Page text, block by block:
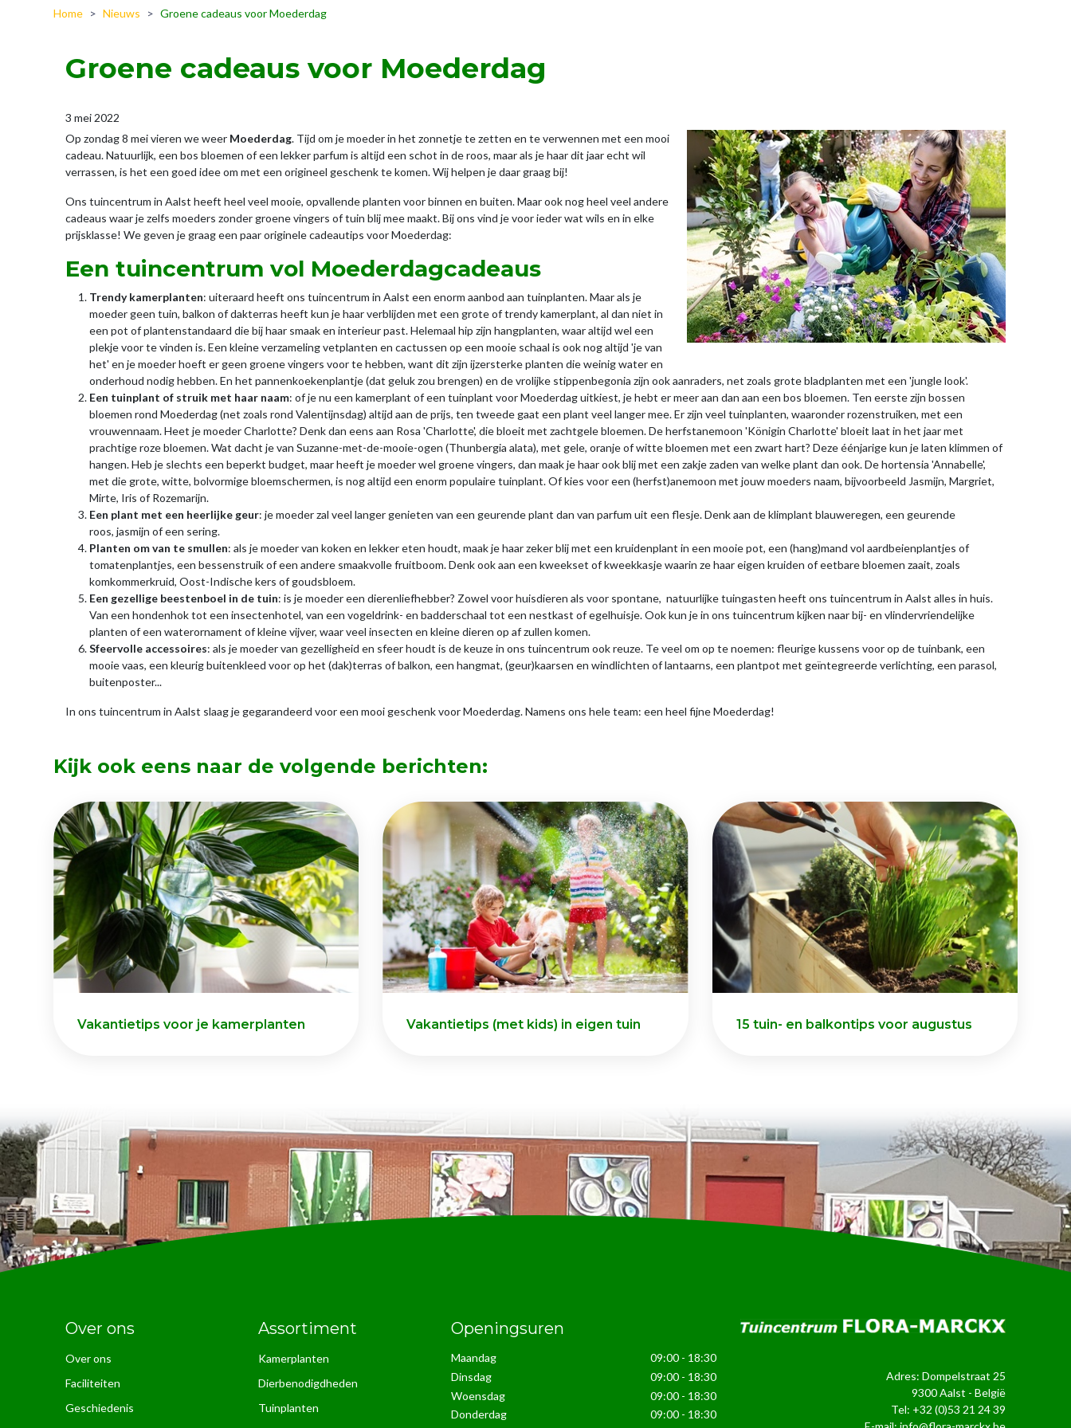
Home > Nieuws > Groene cadeaus voor Moederdag
Groene cadeaus voor Moederdag
3 mei 2022
Op zondag 8 mei vieren we weer Moederdag. Tijd om je moeder in het zonnetje te zetten en te verwennen met een mooi
cadeau. Natuurlijk, een bos bloemen of een lekker parfum is altijd een schot in de roos, maar als je haar dit jaar echt wil
verrassen, is het een goed idee om met een origineel geschenk te komen. Wij helpen je daar graag bij!
Ons tuincentrum in Aalst heeft heel veel mooie, opvallende planten voor binnen en buiten. Maar ook nog heel veel andere
cadeaus waar je zelfs moeders zonder groene vingers of tuin blij mee maakt. Bij ons vind je voor ieder wat wils en in elke
prijsklasse! We geven je graag een paar originele cadeautips voor Moederdag:
Een tuincentrum vol Moederdagcadeaus
Trendy kamerplanten: uiteraard heeft ons tuincentrum in Aalst een enorm aanbod aan tuinplanten. Maar als je
moeder geen tuin, balkon of dakterras heeft kun je haar verblijden met een grote of trendy kamerplant, al dan niet in
een pot of plantenstandaard die bij haar smaak en interieur past. Helemaal hip zijn hangplanten, waar altijd wel een
plekje voor te vinden is. Een kleine verzameling vetplanten en cactussen op een mooie schaal is ook nog altijd 'je van
het' en je moeder hoeft er geen groene vingers voor te hebben, want dit zijn ijzersterke planten die weinig water en
onderhoud nodig hebben. En het pannenkoekenplantje (dat geluk zou brengen) en de vrolijke stippenbegonia zijn ook aanraders, net zoals grote bladplanten met een 'jungle look'.
Een tuinplant of struik met haar naam: of je nu een kamerplant of een tuinplant voor Moederdag uitkiest, je hebt er meer aan dan aan een bos bloemen. Ten eerste zijn bossen
bloemen rond Moederdag (net zoals rond Valentijnsdag) altijd aan de prijs, ten tweede gaat een plant veel langer mee. Er zijn veel tuinplanten, waaronder rozenstruiken, met een
vrouwennaam. Heet je moeder Charlotte? Denk dan eens aan Rosa 'Charlotte', die bloeit met zachtgele bloemen. De herfstanemoon 'Königin Charlotte' bloeit laat in het jaar met
prachtige roze bloemen. Wat dacht je van Suzanne-met-de-mooie-ogen (Thunbergia alata), met gele, oranje of witte bloemen met een zwart hart? Deze éénjarige kun je laten klimmen of
hangen. Heb je slechts een beperkt budget, maar heeft je moeder wel groene vingers, dan maak je haar ook blij met een zakje zaden van welke plant dan ook. De hortensia 'Annabelle',
met die grote, witte, bolvormige bloemschermen, is nog altijd een enorm populaire tuinplant. Of kies voor een (herfst)anemoon met jouw moeders naam, bijvoorbeeld Jasmijn, Margriet,
Mirte, Iris of Rozemarijn.
Een plant met een heerlijke geur: je moeder zal veel langer genieten van een geurende plant dan van parfum uit een flesje. Denk aan de klimplant blauweregen, een geurende
roos, jasmijn of een sering.
Planten om van te smullen: als je moeder van koken en lekker eten houdt, maak je haar zeker blij met een kruidenplant in een mooie pot, een (hang)mand vol aardbeienplantjes of
tomatenplantjes, een bessenstruik of een andere smaakvolle fruitboom. Denk ook aan een kweekset of kweekkasje waarin ze haar eigen kruiden of eetbare bloemen zaait, zoals
komkommerkruid, Oost-Indische kers of goudsbloem.
Een gezellige beestenboel in de tuin: is je moeder een dierenliefhebber? Zowel voor huisdieren als voor spontane, natuurlijke tuingasten heeft ons tuincentrum in Aalst alles in huis.
Van een hondenhok tot een insectenhotel, van een vogeldrink- en badderschaal tot een nestkast of egelhuisje. Ook kun je in ons tuincentrum kijken naar bij- en vlindervriendelijke
planten of een waterornament of kleine vijver, waar veel insecten en kleine dieren op af zullen komen.
Sfeervolle accessoires: als je moeder van gezelligheid en sfeer houdt is de keuze in ons tuincentrum ook reuze. Te veel om op te noemen: fleurige kussens voor op de tuinbank, een
mooie vaas, een kleurig buitenkleed voor op het (dak)terras of balkon, een hangmat, (geur)kaarsen en windlichten of lantaarns, een plantpot met geïntegreerde verlichting, een parasol,
buitenposter...
In ons tuincentrum in Aalst slaag je gegarandeerd voor een mooi geschenk voor Moederdag. Namens ons hele team: een heel fijne Moederdag!
Kijk ook eens naar de volgende berichten:
Vakantietips voor je kamerplanten Vakantietips (met kids) in eigen tuin 15 tuin- en balkontips voor augustus
Over ons
Over ons
Faciliteiten
Geschiedenis
Assortiment
Kamerplanten
Dierbenodigdheden
Tuinplanten
Openingsuren
Maandag
09:00 - 18:30
Dinsdag
09:00 - 18:30
Woensdag
09:00 - 18:30
Donderdag
09:00 - 18:30
Adres: Dompelstraat 25
9300 Aalst - België
Tel: +32 (0)53 21 24 39